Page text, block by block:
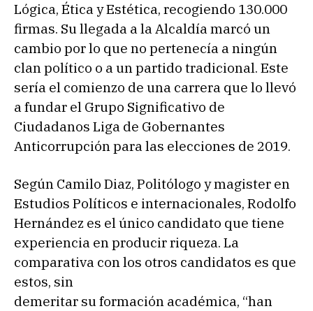
Lógica, Ética y Estética, recogiendo 130.000
firmas. Su llegada a la Alcaldía marcó un
cambio por lo que no pertenecía a ningún
clan político o a un partido tradicional. Este
sería el comienzo de una carrera que lo llevó
a fundar el Grupo Significativo de
Ciudadanos Liga de Gobernantes
Anticorrupción para las elecciones de 2019.
Según Camilo Diaz, Politólogo y magister en
Estudios Políticos e internacionales, Rodolfo
Hernández es el único candidato que tiene
experiencia en producir riqueza. La
comparativa con los otros candidatos es que
estos, sin
demeritar su formación académica, “han